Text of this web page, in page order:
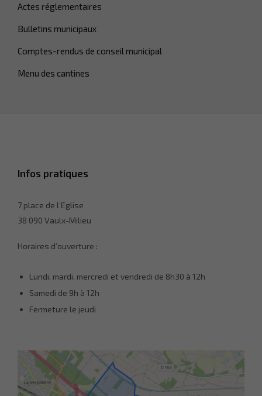
Actes réglementaires
Bulletins municipaux
Comptes-rendus de conseil municipal
Menu des cantines
Infos pratiques
7 place de l’Eglise
38 090 Vaulx-Milieu
Horaires d’ouverture :
Lundi, mardi, mercredi et vendredi de 8h30 à 12h
Samedi de 9h à 12h
Fermeture le jeudi